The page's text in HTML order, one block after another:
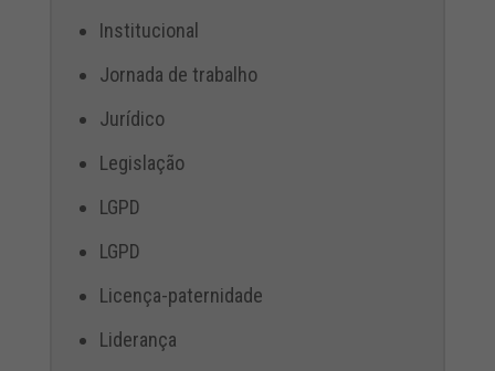
Institucional
Jornada de trabalho
Jurídico
Legislação
LGPD
LGPD
Licença-paternidade
Liderança